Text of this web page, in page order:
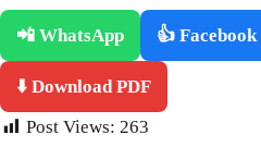
📲 WhatsApp 👍 Facebook
⬇️ Download PDF
Post Views: 263